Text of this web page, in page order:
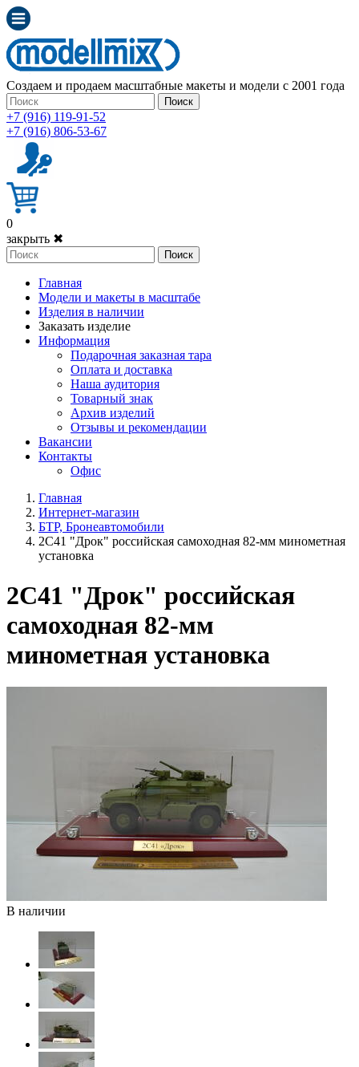
Создаем и продаем масштабные макеты и модели с 2001 года
Поиск
+7 (916) 119-91-52
+7 (916) 806-53-67
0
закрыть ✖
Поиск
Главная
Модели и макеты в масштабе
Изделия в наличии
Заказать изделие
Информация
Подарочная заказная тара
Оплата и доставка
Наша аудитория
Товарный знак
Архив изделий
Отзывы и рекомендации
Вакансии
Контакты
Офис
Главная
Интернет-магазин
БТР, Бронеавтомобили
2С41 "Дрок" российская самоходная 82-мм минометная
установка
2С41 "Дрок" российская
самоходная 82-мм
минометная установка
В наличии